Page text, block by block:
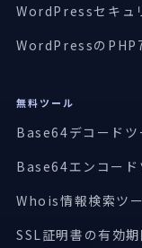
WordPressセキュ
WordPressの
無料ツール
Base64デコードツ
Base64エンコード
Whois情報検索ツ
SSL証明書の有効期